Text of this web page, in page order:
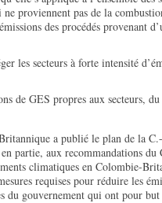
proviennent pas de la
des procédés provenant
les secteurs à forte intensité
de GES propres aux secteurs,
a publié le plan de la
partie, aux recommandations du
climatiques en Colombie-
requises pour réduire les
du gouvernement qui ont pour